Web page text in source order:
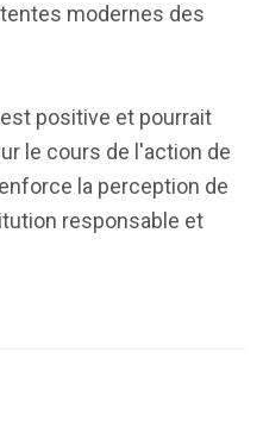
modernes des
positive et pourrait
le cours de l'action de
la perception de
responsable et